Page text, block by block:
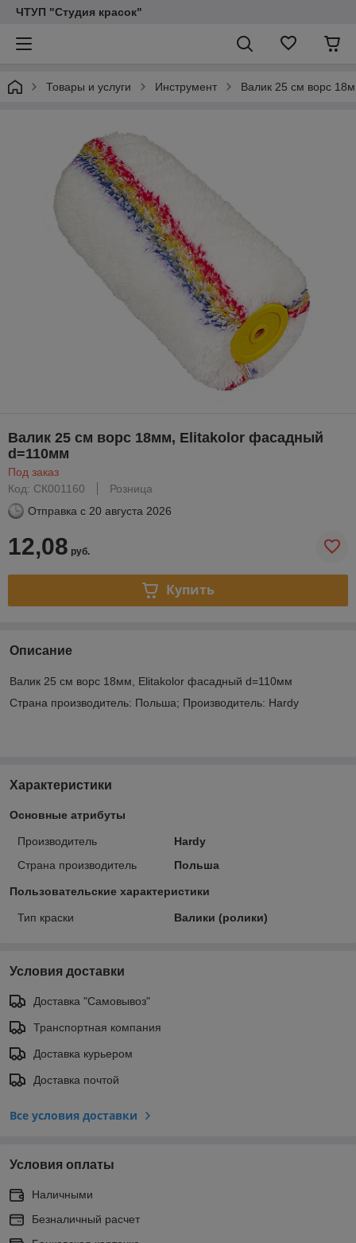
ЧТУП "Студия красок"
Товары и услуги Инструмент Валик 25 см ворс
Валик 25 см ворс 18мм, Elitakolor фасадный
d=110мм
Под заказ
Код: СК001160
Розница
Отправка с 20 августа 2026
12,08 руб.
Купить
Описание
Валик 25 см ворс 18мм, Elitakolor фасадный d=110мм
Страна производитель: Польша; Производитель: Hardy
Характеристики
Основные атрибуты
Производитель
Hardy
Страна производитель
Польша
Пользовательские характеристики
Тип краски Валики (ролики)
Условия доставки
Доставка "Самовывоз"
Транспортная компания
Доставка курьером
Доставка почтой
Все условия доставки
Условия оплаты
Наличными
Безналичный расчет